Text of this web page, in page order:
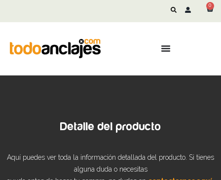
0
Detalle del producto
Aquí puedes ver toda la información detallada del producto. Si tienes
alguna duda o necesitas